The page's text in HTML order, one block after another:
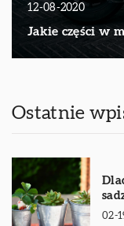
12-08-2020
Jakie części w
Ostatnie
02-